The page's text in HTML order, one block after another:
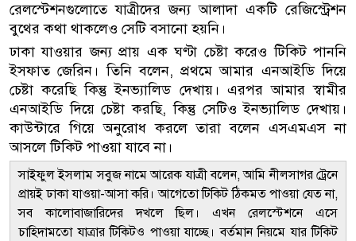
রেলস্টেশনগুলোতে যাত্রীদের জন্য আলাদা একটি রেজিস্ট্রেশন
বুথের কথা থাকলেও সেটি বসানো হয়নি।
ঢাকা যাওয়ার জন্য প্রায় এক ঘণ্টা চেষ্টা করেও টিকিট পাননি
ইসফাত জেরিন। তিনি বলেন, প্রথমে আমার এনআইডি দিয়ে
চেষ্টা করেছি কিন্তু ইনভ্যালিড দেখায়। এরপর আমার স্বামীর
এনআইডি দিয়ে চেষ্টা করছি, কিন্তু সেটিও ইনভ্যালিড দেখায়।
কাউন্টারে গিয়ে অনুরোধ করলে তারা বলেন এসএমএস না
আসলে টিকিট পাওয়া যাবে না।
সাইফুল ইসলাম সবুজ নামে আরেক যাত্রী বলেন, আমি নীলসাগর ট্রেনে
প্রায়ই ঢাকা যাওয়া-আসা করি। আগেতো টিকিট ঠিকমত পাওয়া যেত না,
সব কালোবাজারিদের দখলে ছিল। এখন রেলস্টেশনে এসে
চাহিদামতো যাত্রার টিকিটও পাওয়া যাচ্ছে। বর্তমান নিয়মে যার টিকিট